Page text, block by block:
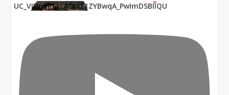
UC_VIUnVRSkLAfKkF1ZYBwqA_PwImDSBllQU